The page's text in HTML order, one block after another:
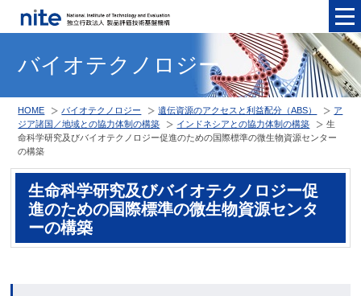
バイオテクノロジー
HOME バイオテクノロジー 遺伝資源のアクセスと利益配分（ABS）
ア
ジア諸国／地域との協力体制の構築
インドネシアとの協力体制の構築
生
命科学研究及びバイオテクノロジー促進のための国際標準の微生物資源センター
の構築
生命科学研究及びバイオテクノロジー促
進のための国際標準の微生物資源センタ
ーの構築